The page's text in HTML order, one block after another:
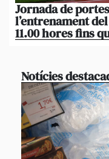
Jornada de
l’entrenament
11.00 hores fins
Notícies